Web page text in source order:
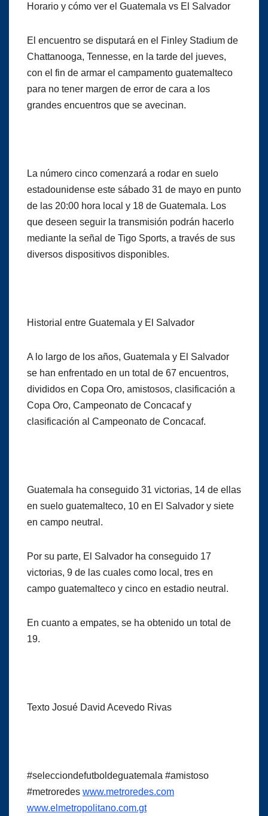
Horario y cómo ver el Guatemala vs El Salvador
El encuentro se disputará en el Finley Stadium de
Chattanooga, Tennesse, en la tarde del jueves,
con el fin de armar el campamento guatemalteco
para no tener margen de error de cara a los
grandes encuentros que se avecinan.
La número cinco comenzará a rodar en suelo
estadounidense este sábado 31 de mayo en punto
de las 20:00 hora local y 18 de Guatemala. Los
que deseen seguir la transmisión podrán hacerlo
mediante la señal de Tigo Sports, a través de sus
diversos dispositivos disponibles.
Historial entre Guatemala y El Salvador
A lo largo de los años, Guatemala y El Salvador
se han enfrentado en un total de 67 encuentros,
divididos en Copa Oro, amistosos, clasificación a
Copa Oro, Campeonato de Concacaf y
clasificación al Campeonato de Concacaf.
Guatemala ha conseguido 31 victorias, 14 de ellas
en suelo guatemalteco, 10 en El Salvador y siete
en campo neutral.
Por su parte, El Salvador ha conseguido 17
victorias, 9 de las cuales como local, tres en
campo guatemalteco y cinco en estadio neutral.
En cuanto a empates, se ha obtenido un total de
19.
Texto Josué David Acevedo Rivas
#selecciondefutboldeguatemala #amistoso
#metroredes www.metroredes.com
www.elmetropolitano.com.gt